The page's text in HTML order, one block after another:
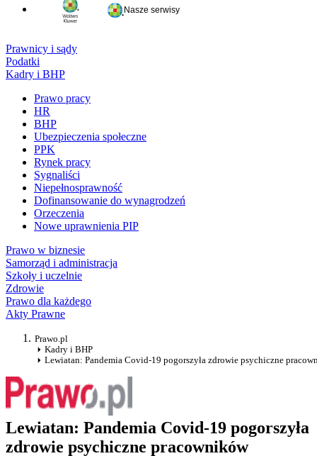
Nasze serwisy
Prawnicy i sądy
Podatki
Kadry i BHP
Prawo pracy
HR
BHP
Ubezpieczenia społeczne
PPK
Rynek pracy
Sygnaliści
Niepełnosprawność
Dofinansowanie do wynagrodzeń
Orzeczenia
Nowe uprawnienia PIP
Prawo w biznesie
Samorząd i administracja
Szkoły i uczelnie
Zdrowie
Prawo dla każdego
Akty Prawne
Prawo.pl
Kadry i BHP
Lewiatan: Pandemia Covid-19 pogorszyła zdrowie psychiczne
Lewiatan: Pandemia Covid-19 pogorszyła
zdrowie psychiczne pracowników